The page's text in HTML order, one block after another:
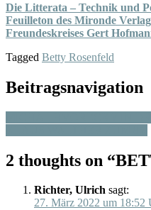
Die Litterata – Technik und
Feuilleton des Mironde
Freundeskreises Gert
Tagged Betty Rosenfeld
Beitragsnavigation
2 thoughts on “
Richter, Ulrich sagt:
27. März 2022 um 18:52